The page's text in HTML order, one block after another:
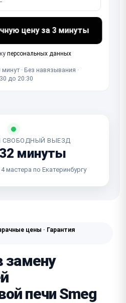
цену за 3 минуты
персональных данных
· Без навязывания ·
до 20:30
ВЫЕЗД
минуты
мастера по Екатеринбургу
цены · Гарантия
замену
печи Smeg